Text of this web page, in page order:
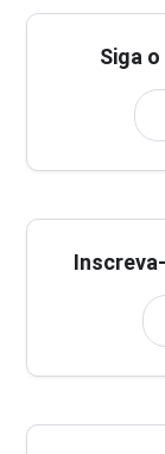
Siga